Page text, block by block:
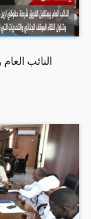
النائب